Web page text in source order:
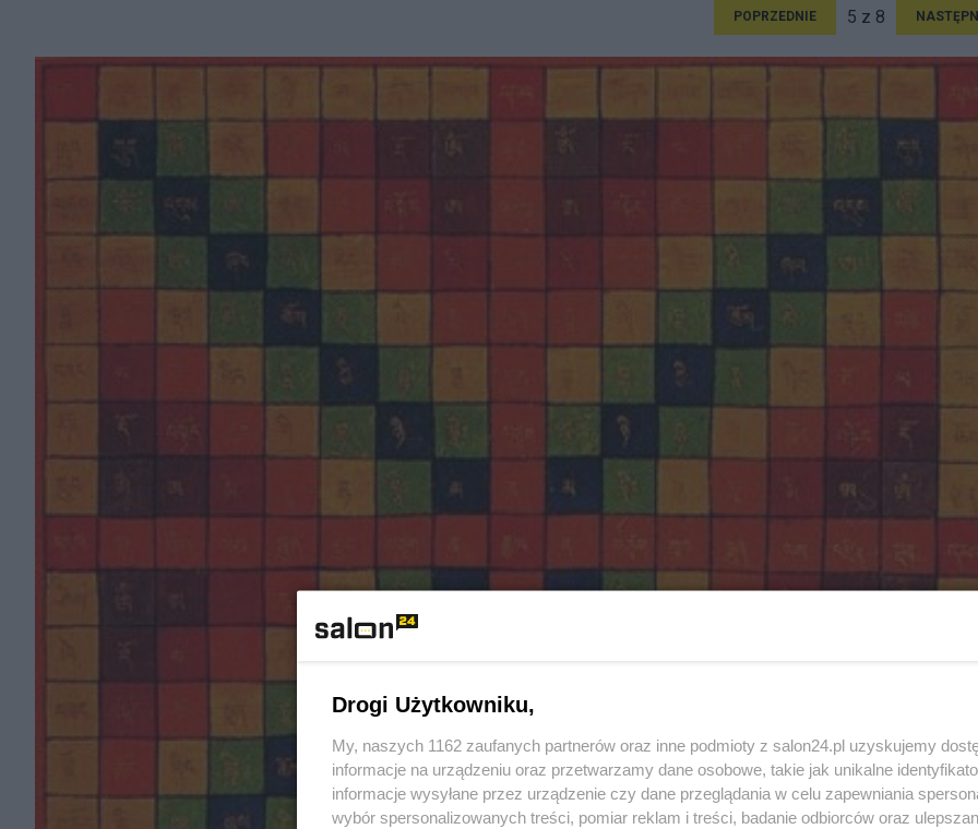
POPRZEDNIE 5 z 8
Drogi Użytkowniku,
My, naszych 1162 zaufanych partnerów oraz inne podmioty z salon24.pl uzyskujemy
informacje na urządzeniu oraz przetwarzamy dane osobowe, takie jak unikalne
informacje wysyłane przez urządzenie czy dane przeglądania w celu zapewniania
wybór spersonalizowanych treści, pomiar reklam i treści, badanie odbiorców oraz